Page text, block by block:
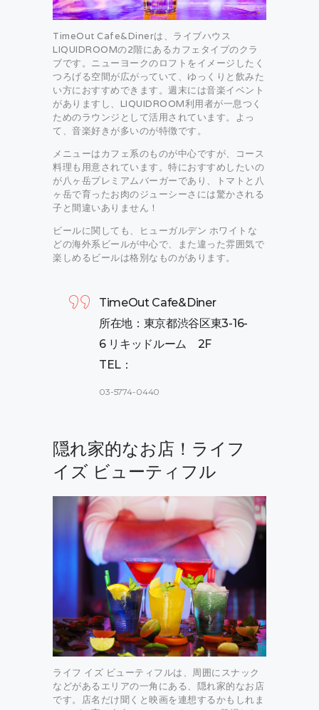
TimeOut Cafe&Dinerは、ライブハウス
LIQUIDROOMの2階にあるカフェタイプのクラ
ブです。ニューヨークのロフトをイメージしたく
つろげる空間が広がっていて、ゆっくりと飲みた
い方におすすめできます。週末には音楽イベント
がありますし、LIQUIDROOM利用者が一息つく
ためのラウンジとして活用されています。よっ
て、音楽好きが多いのが特徴です。
メニューはカフェ系のものが中心ですが、コース
料理も用意されています。特におすすめしたいの
が八ヶ岳プレミアムバーガーであり、トマトと八
ヶ岳で育ったお肉のジューシーさには驚かされる
子と間違いありません！
ビールに関しても、ヒューガルデン ホワイトな
どの海外系ビールが中心で、また違った雰囲気で
楽しめるビールは格別なものがあります。
TimeOut Cafe&Diner
所在地：東京都渋谷区東3-16-
6 リキッドルーム 2F
TEL：
03-5774-0440
隠れ家的なお店！ライフ
イズ ビューティフル
ライフ イズ ビューティフルは、周囲にスナック
などがあるエリアの一角にある、隠れ家的なお店
です。店名だけ聞くと映画を連想するかもしれま